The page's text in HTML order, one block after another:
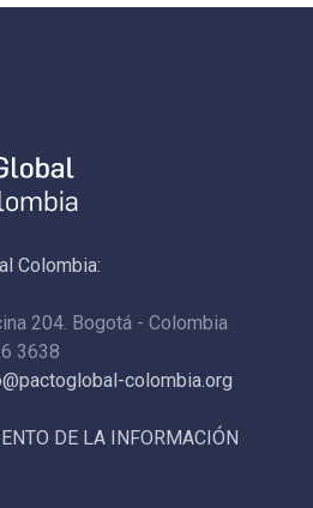
Colombia:
204. Bogotá - Colombia
3638
colombia.org
DE LA INFORMACIÓN